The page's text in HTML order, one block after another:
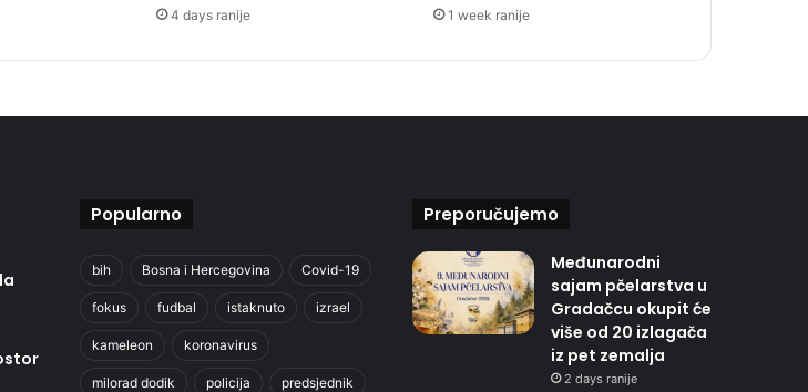
4 days ranije 1 week ranije
Popularno
bih Bosna i Hercegovina Covid-19
fokus fudbal istaknuto izrael
kameleon koronavirus
milorad dodik policija predsjednik
Preporučujemo
Međunarodni
sajam pčelarstva u
Gradačcu okupit će
više od 20 izlagača
iz pet zemalja
2 days ranije